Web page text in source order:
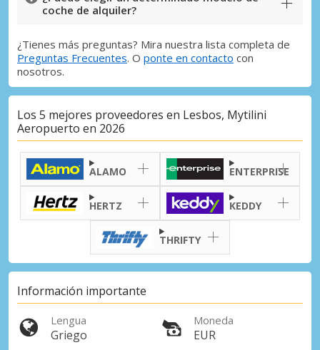
coche de alquiler?
¿Tienes más preguntas? Mira nuestra lista completa de
Preguntas Frecuentes. O ponte en contacto con
nosotros.
Los 5 mejores proveedores en Lesbos, Mytilini
Aeropuerto en 2026
ALAMO ENTERPRISE
HERTZ KEDDY
THRIFTY
Información importante
Lengua
Griego
Moneda
EUR